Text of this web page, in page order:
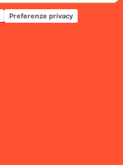
Preferenze privacy